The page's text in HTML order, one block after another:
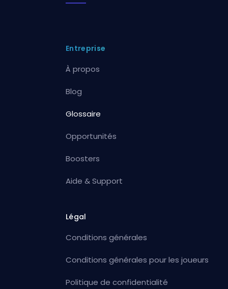
Entreprise
À propos
Blog
Glossaire
Opportunités
Boosters
Aide & Support
Légal
Conditions générales
Conditions générales pour les joueurs
Politique de confidentialité